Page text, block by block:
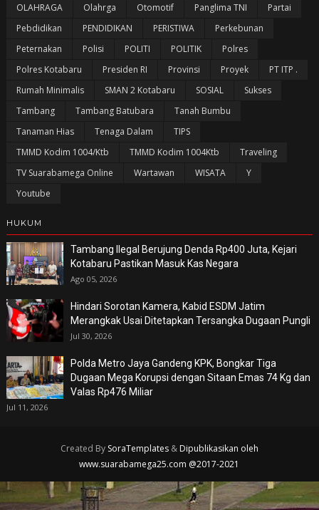
OLAHRAGA
Olahrga Otomotif Panglima TNI
Partai
Pebdidikan
PENDIDIKAN PERISTIWA
Perkebunan
Peternakan
Polisi POLITI POLITIK
Polres
Polres Kotabaru
Presiden RI Provinsi Proyek
PT ITP .
Rumah Minimalis
SMAN 2 Kotabaru SOSIAL
Sukses
Tambang
Tambang Batubara
Tanah Bumbu
Tanaman Hias
Tenaga Dalam
TIPS
TMMD Kodim 1004/Ktb
TMMD Kodim 1004Ktb
Traveling
TV Suarabamega Online
Wartawan WISATA
Y
Youtube
HUKUM
Tambang Ilegal Berujung Denda Rp400 Juta, Kejari
Kotabaru Pastikan Masuk Kas Negara
Ago 05, 2026
Hindari Sorotan Kamera, Kabid ESDM Jatim
Merangkak Usai Ditetapkan Tersangka Dugaan Pungli
Jul 30, 2026
Polda Metro Jaya Gandeng KPK, Bongkar Tiga
Dugaan Mega Korupsi dengan Sitaan Emas 74 Kg dan
Valas Rp476 Miliar
Jul 11, 2026
Created By SoraTemplates& Dipublikasikan oleh
www.suarabamega25.com @2017-2021